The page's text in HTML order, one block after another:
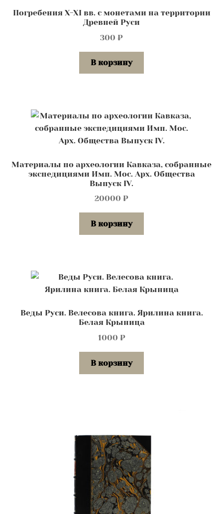
Погребения X-XI вв. с монетами на территории
Древней Руси
300 ₽
В корзину
Материалы по археологии Кавказа, собранные
экспедициями Имп. Мос. Арх. Общества
Выпуск IV.
20000 ₽
В корзину
Веды Руси. Велесова книга. Ярилина книга.
Белая Крыница
1000 ₽
В корзину